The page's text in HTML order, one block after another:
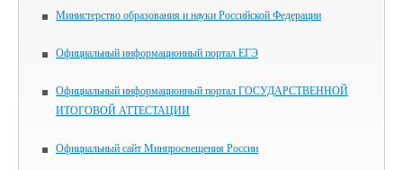
Министерство образования и науки Российской Федерации
Официальный информационный портал ЕГЭ
Официальный информационный портал ГОСУДАРСТВЕННОЙ
ИТОГОВОЙ АТТЕСТАЦИИ
Официальный сайт Минпросвещения России